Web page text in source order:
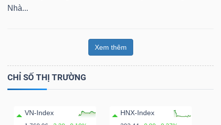
Nhà...
Xem thêm
CHỈ SỐ THỊ TRƯỜNG
VN-Index HNX-Index
tích
(-)
Thuật